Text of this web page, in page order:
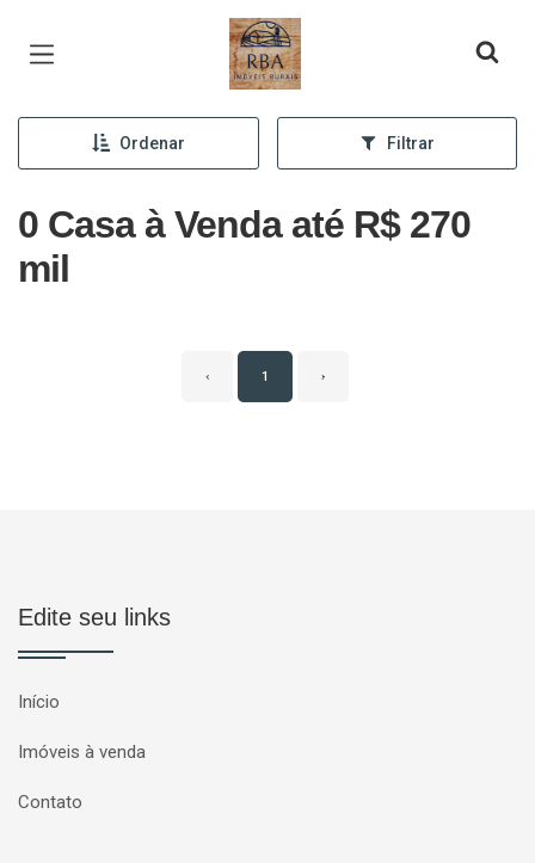
Página inicial
Ordenar Filtrar
0 Casa à Venda até R$ 270
mil
‹ 1 ›
Edite seu links
Início
Imóveis à venda
Contato